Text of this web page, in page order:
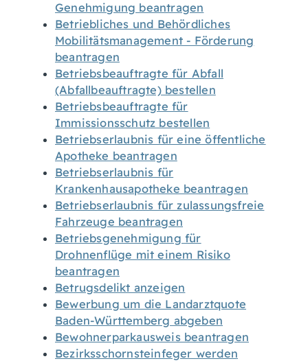
Genehmigung beantragen
Betriebliches und Behördliches
Mobilitätsmanagement - Förderung
beantragen
Betriebsbeauftragte für Abfall
(Abfallbeauftragte) bestellen
Betriebsbeauftragte für
Immissionsschutz bestellen
Betriebserlaubnis für eine öffentliche
Apotheke beantragen
Betriebserlaubnis für
Krankenhausapotheke beantragen
Betriebserlaubnis für zulassungsfreie
Fahrzeuge beantragen
Betriebsgenehmigung für
Drohnenflüge mit einem Risiko
beantragen
Betrugsdelikt anzeigen
Bewerbung um die Landarztquote
Baden-Württemberg abgeben
Bewohnerparkausweis beantragen
Bezirksschornsteinfeger werden